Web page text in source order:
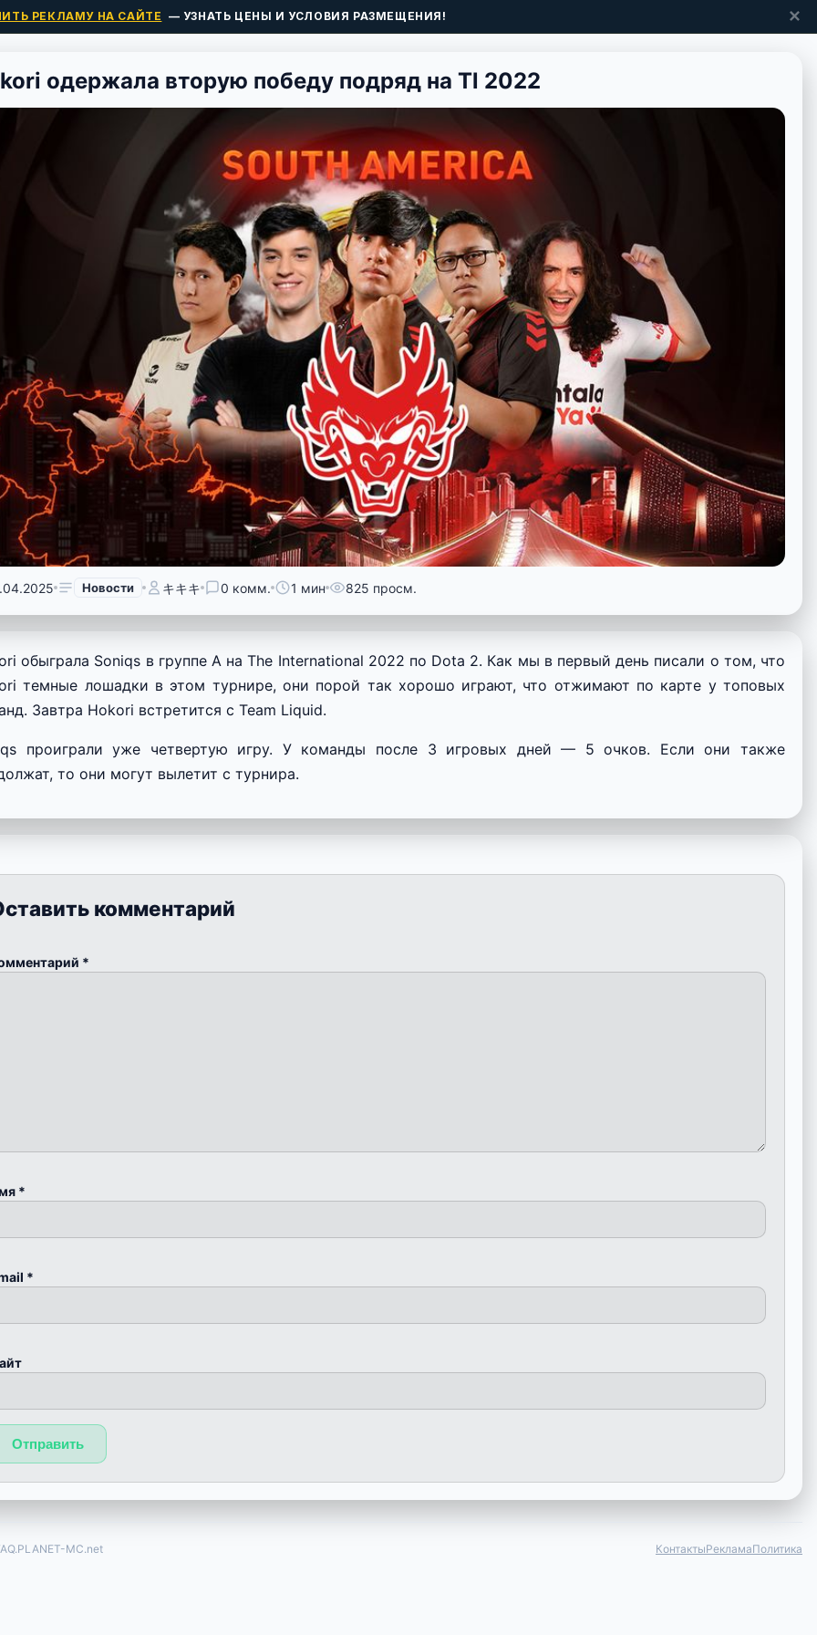
РЕКЛАМУ НА САЙТЕ — УЗНАТЬ ЦЕНЫ И УСЛОВИЯ РАЗМЕЩЕНИЯ! ✕
одержала вторую победу подряд на Tl 2022
Новости キキキ 0 комм. 1 мин 825 просм.
обыграла Soniqs в группе А на The International 2022 по Dota 2. Как мы в первый день писали о том, что
темные лошадки в этом турнире, они порой так хорошо играют, что отжимают по карте у топовых
Завтра Hokori встретится с Team Liquid.
проиграли уже четвертую игру. У команды после 3 игровых дней — 5 очков. Если они также
то они могут вылетит с турнира.
комментарий
*
*
*
MC.net КонтактыРекламаПолитика